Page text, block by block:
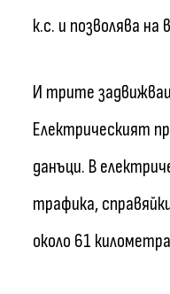
к.с. и позволява
И трите
Електрическият
данъци. В
трафика,
около 61